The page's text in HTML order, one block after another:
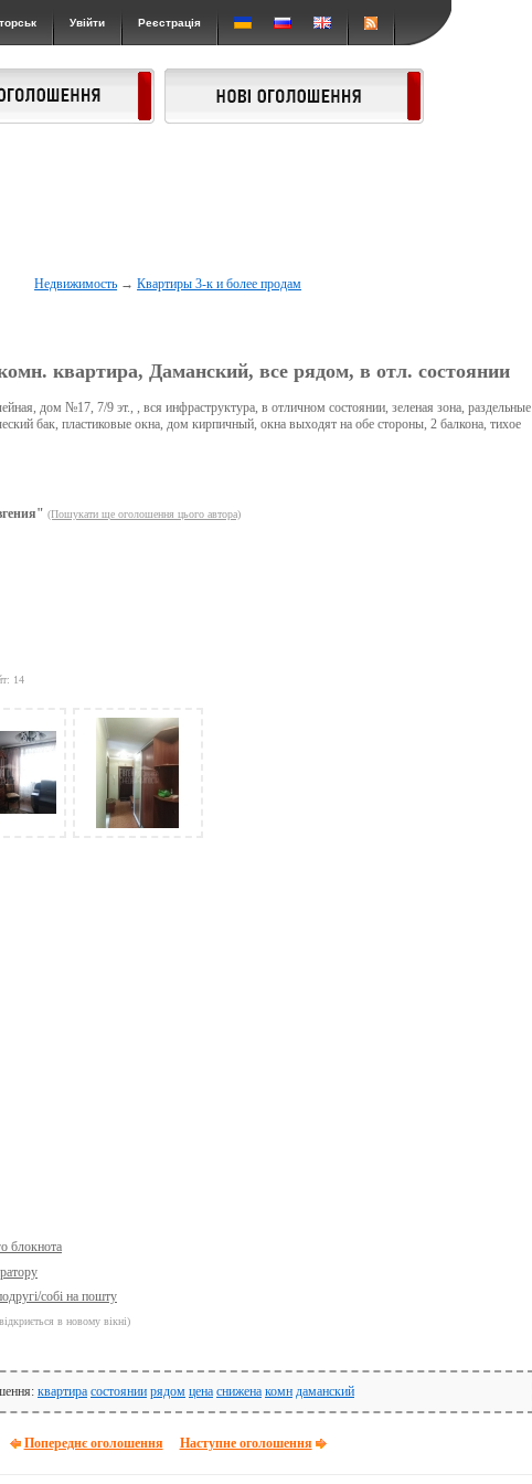
Увійти Реєстрація
Недвижимость →Квартиры 3-к и более продам
квартира, Даманский, все рядом, в отл. состоянии
дом №17, 7/9 эт., , вся инфраструктура, в отличном состоянии, зеленая зона, раздельные
бак, пластиковые окна, дом кирпичный, окна выходят на обе стороны, 2 балкона, тихое
(Пошукати ще оголошення цього автора)
14
блокнота
собі на пошту
в новому вікні)
квартира состоянии рядом цена снижена комн даманский
Попереднє оголошення Наступне оголошення